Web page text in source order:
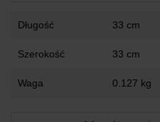
Długość 33 cm
Szerokość 33 cm
Waga 0.127 kg